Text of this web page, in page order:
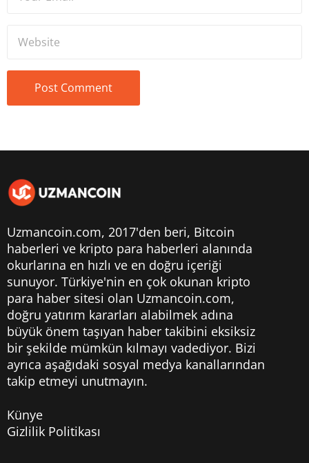
Uzmancoin.com, 2017'den beri, Bitcoin
haberleri ve kripto para haberleri alanında
okurlarına en hızlı ve en doğru içeriği
sunuyor. Türkiye'nin en çok okunan kripto
para haber sitesi olan Uzmancoin.com,
doğru yatırım kararları alabilmek adına
büyük önem taşıyan haber takibini eksiksiz
bir şekilde mümkün kılmayı vadediyor. Bizi
ayrıca aşağıdaki sosyal medya kanallarından
takip etmeyi unutmayın.
Künye
Gizlilik Politikası